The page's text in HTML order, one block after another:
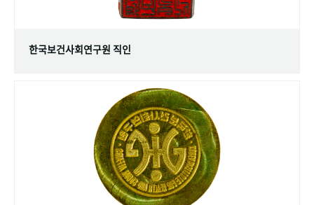
한국보건사회연구원 직인